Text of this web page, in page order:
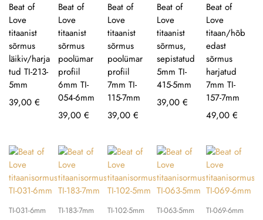
Beat of
Love
titaanist
sõrmus
läikiv/harja
tud TI-213-
5mm
39,00 €
Beat of
Love
titaanist
sõrmus
poolümar
profiil
6mm TI-
054-6mm
39,00 €
Beat of
Love
titaanist
sõrmus
poolümar
profiil
7mm TI-
115-7mm
39,00 €
Beat of
Love
titaanist
sõrmus,
sepistatud
5mm TI-
415-5mm
39,00 €
Beat of
Love
titaan/hõb
edast
sõrmus
harjatud
7mm TI-
157-7mm
49,00 €
TI-031-6mm TI-183-7mm TI-102-5mm TI-063-5mm TI-069-6mm